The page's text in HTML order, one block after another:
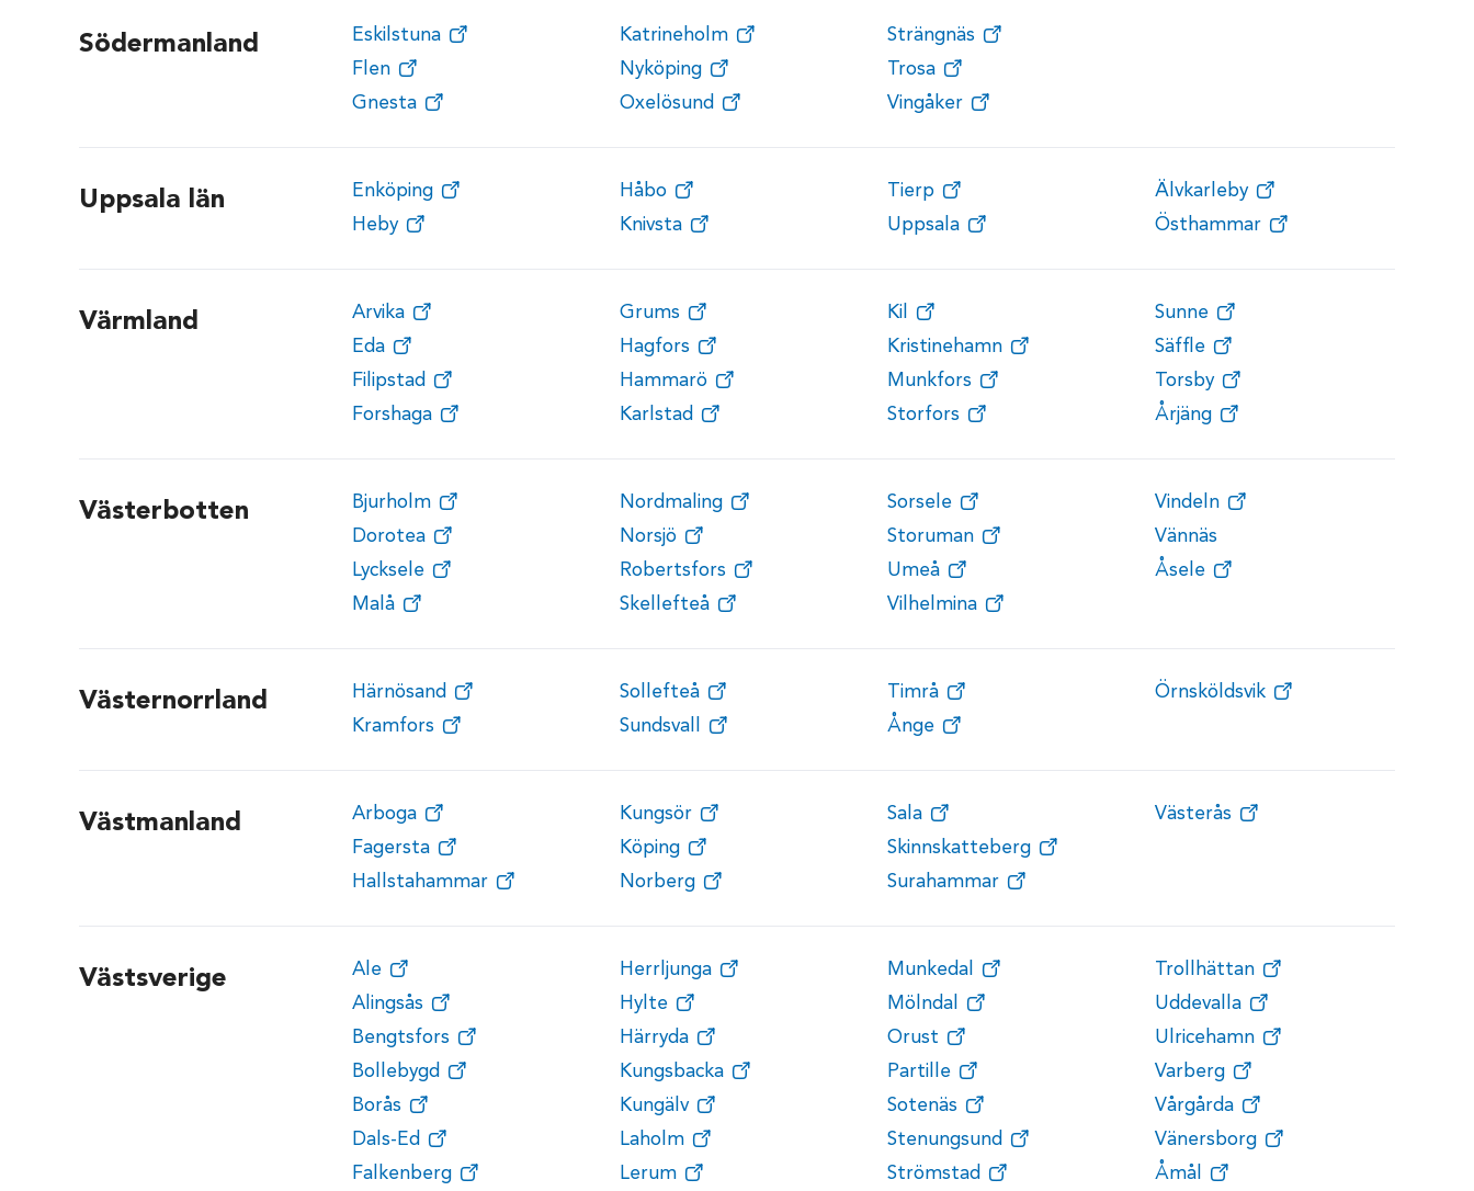
Södermanland
Eskilstuna
Flen
Gnesta
Katrineholm
Nyköping
Oxelösund
Strängnäs
Trosa
Vingåker
Uppsala län
Enköping
Heby
Håbo
Knivsta
Tierp
Uppsala
Älvkarleby
Östhammar
Värmland
Arvika
Eda
Filipstad
Forshaga
Grums
Hagfors
Hammarö
Karlstad
Kil
Kristinehamn
Munkfors
Storfors
Sunne
Säffle
Torsby
Årjäng
Västerbotten
Bjurholm
Dorotea
Lycksele
Malå
Nordmaling
Norsjö
Robertsfors
Skellefteå
Sorsele
Storuman
Umeå
Vilhelmina
Vindeln
Vännäs
Åsele
Västernorrland
Härnösand
Kramfors
Sollefteå
Sundsvall
Timrå
Ånge
Örnsköldsvik
Västmanland
Arboga
Fagersta
Hallstahammar
Kungsör
Köping
Norberg
Sala
Skinnskatteberg
Surahammar
Västerås
Västsverige
Ale
Alingsås
Bengtsfors
Bollebygd
Borås
Dals-Ed
Falkenberg
Herrljunga
Hylte
Härryda
Kungsbacka
Kungälv
Laholm
Lerum
Munkedal
Mölndal
Orust
Partille
Sotenäs
Stenungsund
Strömstad
Trollhättan
Uddevalla
Ulricehamn
Varberg
Vårgårda
Vänersborg
Åmål